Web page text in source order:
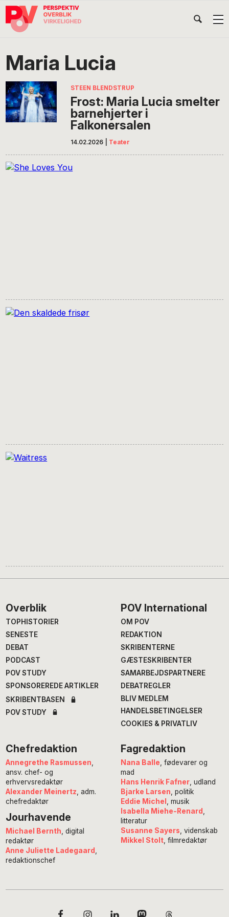
Gå
direkte
navigation
Skip
indhold
Gå
direkte
POV
International
Maria Lucia
STEEN BLENDSTRUP
Frost: Maria Lucia smelter
barnehjerter i
Falkonersalen
14.02.2026 Teater
Footer
Overblik
TOPHISTORIER
SENESTE
DEBAT
PODCAST
POV STUDY
SPONSOREREDE ARTIKLER
SKRIBENTBASEN
POV STUDY
POV International
OM POV
REDAKTION
SKRIBENTERNE
GÆSTESKRIBENTER
SAMARBEJDSPARTNERE
DEBATREGLER
BLIV MEDLEM
HANDELSBETINGELSER
COOKIES & PRIVATLIV
Chefredaktion
Annegrethe Rasmussen
ansv. chef- og
erhvervsredaktør
Alexander Meinertz , adm.
chefredaktør
Jourhavende
Michael Bernth , digital
redaktør
Anne Juliette Ladegaard
redaktionschef
Fagredaktion
Nana Balle , fødevarer og
mad
Hans Henrik Fafner, udland
Bjarke Larsen , politik
Eddie Michel
, musik
Isabella Miehe-Renard
litteratur
Susanne Sayers , videnskab
Mikkel Stolt, filmredaktør